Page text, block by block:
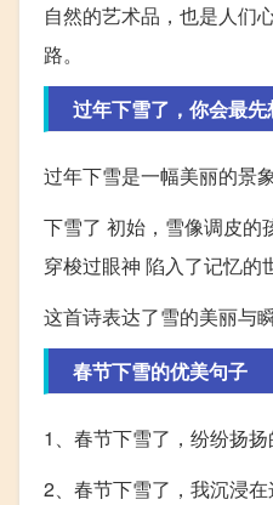
自然的艺术品，也是人们
路。
过年下雪了，你会最
过年下雪是一幅美丽的景
下雪了 初始，雪像调皮的
穿梭过眼神 陷入了记忆的
这首诗表达了雪的美丽与
春节下雪的优美句子
1、春节下雪了，纷纷扬
2、春节下雪了，我沉浸在